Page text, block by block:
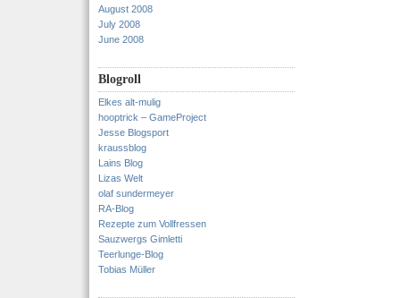
August 2008
July 2008
June 2008
Blogroll
Elkes alt-mulig
hooptrick – GameProject
Jesse Blogsport
kraussblog
Lains Blog
Lizas Welt
olaf sundermeyer
RA-Blog
Rezepte zum Vollfressen
Sauzwergs Gimletti
Teerlunge-Blog
Tobias Müller